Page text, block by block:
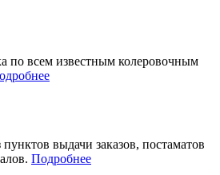
по всем известным колеровочным
выдачи заказов, постаматов
Подробнее